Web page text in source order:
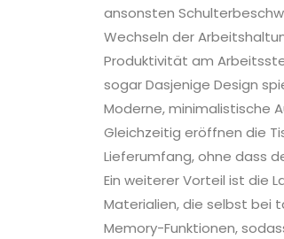
ansonsten
Wechseln der
Produktivität am
sogar Dasjenige Design
Moderne, minimalistische
Gleichzeitig eröffnen die
Lieferumfang, ohne dass
Ein weiterer Vorteil ist die
Materialien, die selbst bei
Memory-Funktionen,